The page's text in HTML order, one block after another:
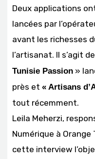
Deux applications
lancées par
avant les richesses
l’artisanat. Il s’agit
Tunisie Passion »
près et « Artisans
tout récemment.
Leila Meherzi,
Numérique à
cette interview